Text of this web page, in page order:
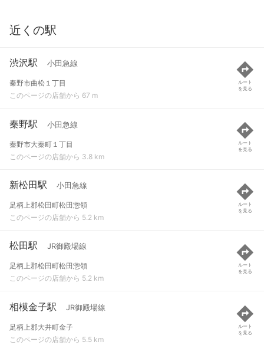
近くの駅
渋沢駅 小田急線
秦野市曲松１丁目
このページの店舗から 67 m
ルート
を見る
秦野駅 小田急線
秦野市大秦町１丁目
このページの店舗から 3.8 km
ルート
を見る
新松田駅 小田急線
足柄上郡松田町松田惣領
このページの店舗から 5.2 km
ルート
を見る
松田駅 JR御殿場線
足柄上郡松田町松田惣領
このページの店舗から 5.2 km
ルート
を見る
相模金子駅 JR御殿場線
足柄上郡大井町金子
このページの店舗から 5.5 km
ルート
を見る